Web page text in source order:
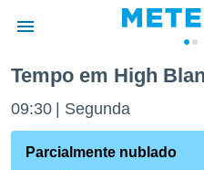
da
foi
Tempo em High
09:30 Segunda
Parcialmente nublado